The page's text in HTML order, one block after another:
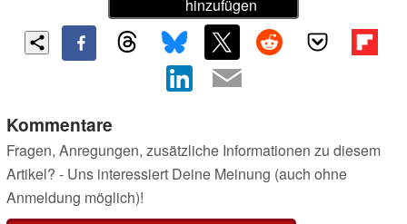
hinzufügen
Kommentare
Fragen, Anregungen, zusätzliche Informationen zu diesem
Artikel? - Uns interessiert Deine Meinung (auch ohne
Anmeldung möglich)!